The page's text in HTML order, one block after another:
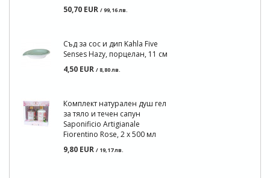
50,70 EUR / 99,16 лв.
Съд за сос и дип Kahla Five
Senses Hazy, порцелан, 11 см
4,50 EUR / 8,80 лв.
Комплект натурален душ гел
за тяло и течен сапун
Saponificio Artigianale
Fiorentino Rose, 2 x 500 мл
9,80 EUR / 19,17 лв.